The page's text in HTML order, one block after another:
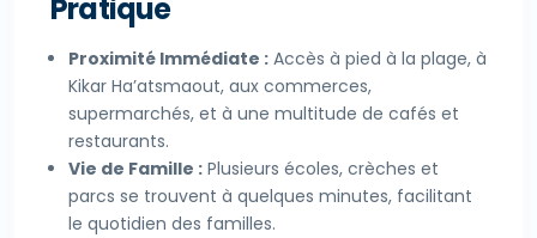
Pratique
Proximité Immédiate : Accès à pied à la plage, à
Kikar Ha’atsmaout, aux commerces,
supermarchés, et à une multitude de cafés et
restaurants.
Vie de Famille : Plusieurs écoles, crèches et
parcs se trouvent à quelques minutes, facilitant
le quotidien des familles.